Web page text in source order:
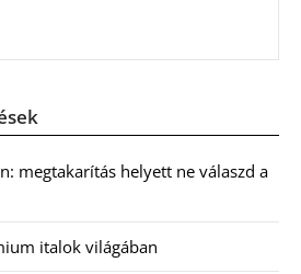
megtakarítás helyett ne válaszd a
italok világában